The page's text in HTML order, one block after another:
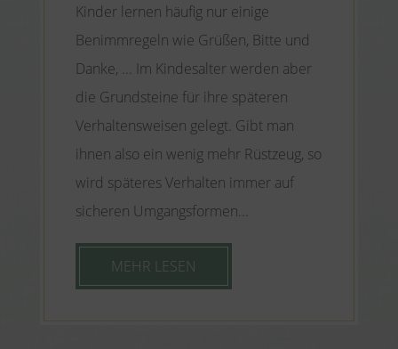
Kinder lernen häufig nur einige
Benimmregeln wie Grüßen, Bitte und
Danke, ... Im Kindesalter werden aber
die Grundsteine für ihre späteren
Verhaltensweisen gelegt. Gibt man
ihnen also ein wenig mehr Rüstzeug, so
wird späteres Verhalten immer auf
sicheren Umgangsformen...
MEHR LESEN